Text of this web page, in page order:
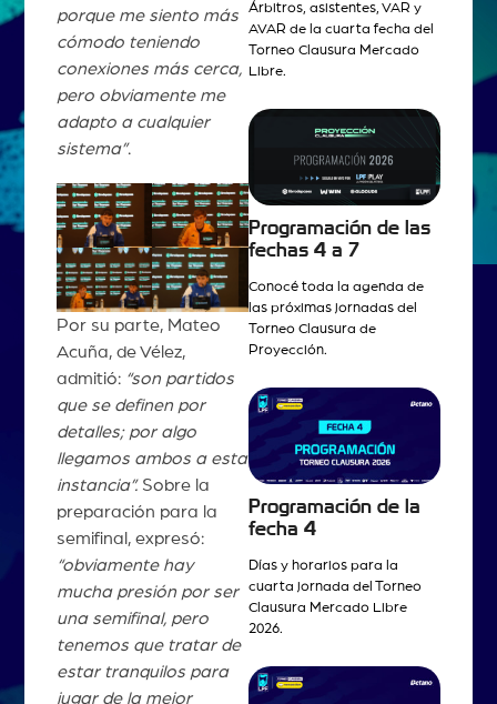
porque me siento más
cómodo teniendo
conexiones más cerca,
pero obviamente me
adapto a cualquier
sistema”.
Por su parte, Mateo
Acuña, de Vélez,
admitió: “son partidos
que se definen por
detalles; por algo
llegamos ambos a esta
instancia”.Sobre la
preparación para la
semifinal, expresó:
“obviamente hay
mucha presión por ser
una semifinal, pero
tenemos que tratar de
estar tranquilos para
jugar de la mejor
Árbitros, asistentes, VAR y
AVAR de la cuarta fecha del
Torneo Clausura Mercado
Libre.
Programación de las
fechas 4 a 7
Conocé toda la agenda de
las próximas jornadas del
Torneo Clausura de
Proyección.
Programación de la
fecha 4
Días y horarios para la
cuarta jornada del Torneo
Clausura Mercado Libre
2026.